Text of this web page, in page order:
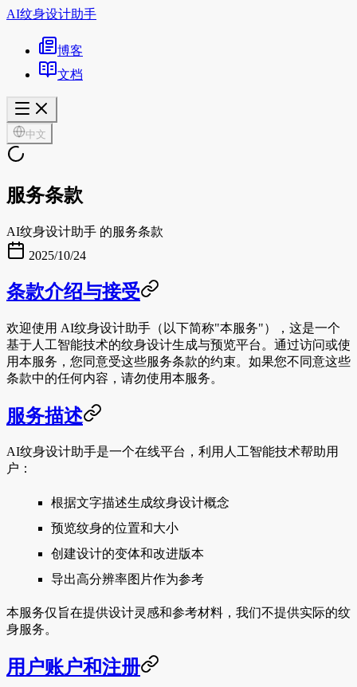
AI纹身设计助手
博客
文档
中文
服务条款
AI纹身设计助手 的服务条款
2025/10/24
条款介绍与接受
欢迎使用 AI纹身设计助手 （以下简称"本服务"），这是一个
基于人工智能技术的纹身设计生成与预览平台。通过访问或使
用本服务，您同意受这些服务条款的约束。如果您不同意这些
条款中的任何内容，请勿使用本服务。
服务描述
AI纹身设计助手是一个在线平台，利用人工智能技术帮助用
户：
根据文字描述生成纹身设计概念
预览纹身的位置和大小
创建设计的变体和改进版本
导出高分辨率图片作为参考
本服务仅旨在提供设计灵感和参考材料，我们不提供实际的纹
身服务。
用户账户和注册